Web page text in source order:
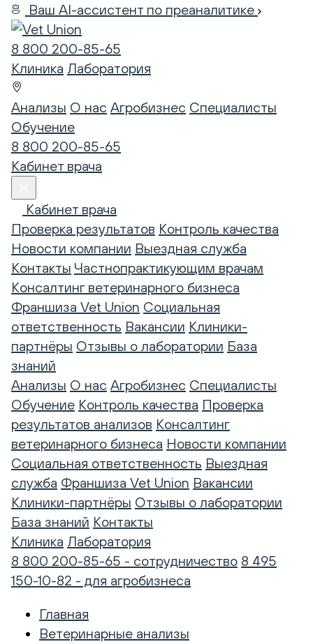
Ваш AI-ассистент по преаналитике
8 800 200-85-65
Клиника Лаборатория
Анализы О нас Агробизнес Специалисты
Обучение
8 800 200-85-65
Кабинет врача
Кабинет врача
Проверка результатов Контроль качества
Новости компании Выездная служба
Контакты Частнопрактикующим врачам
Консалтинг ветеринарного бизнеса
Франшиза Vet Union Социальная
ответственность Вакансии Клиники-
партнёры Отзывы о лаборатории База
знаний
Анализы О нас Агробизнес Специалисты
Обучение Контроль качества Проверка
результатов анализов Консалтинг
ветеринарного бизнеса Новости компании
Социальная ответственность Выездная
служба Франшиза Vet Union Вакансии
Клиники-партнёры Отзывы о лаборатории
База знаний Контакты
Клиника Лаборатория
8 800 200-85-65 - сотрудничество 8 495
150-10-82 - для агробизнеса
Главная
Ветеринарные анализы